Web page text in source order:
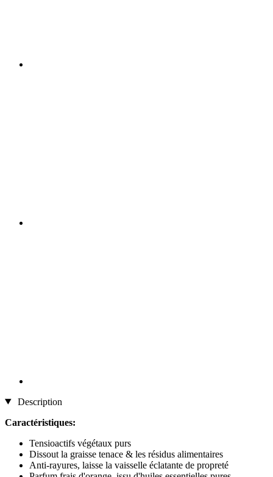
Description
Caractéristiques:
Tensioactifs végétaux purs
Dissout la graisse tenace & les résidus alimentaires
Anti-rayures, laisse la vaisselle éclatante de propreté